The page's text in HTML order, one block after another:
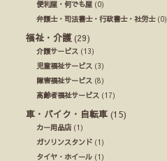
便利屋・何でも屋 (0)
弁護士・司法書士・行政書士・社労士(0)
福祉・介護(29)
介護サービス (13)
児童福祉サービス (3)
障害福祉サービス (8)
高齢者福祉サービス (17)
車・バイク・自転車 (15)
カー用品店 (1)
ガソリンスタンド (1)
タイヤ・ホイール (1)